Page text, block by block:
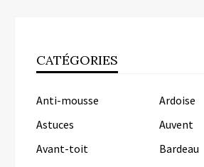
CATÉGORIES
Anti-mousse
Ardoise
Astuces
Auvent
Avant-toit
Bardeau